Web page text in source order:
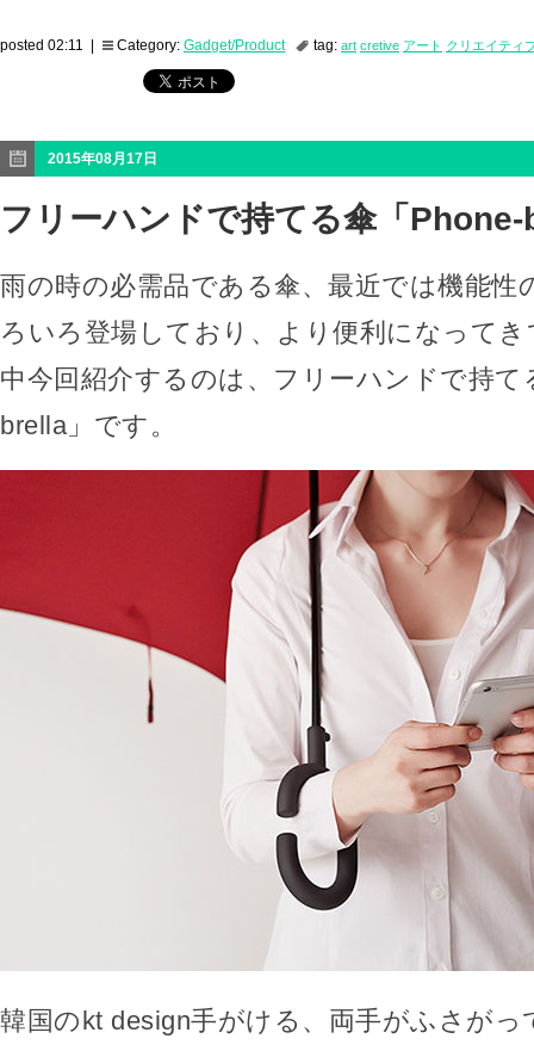
posted 02:11 | Category: Gadget/Product tag: art cretive アート クリエイティ
2015年08月17日
フリーハンドで持てる傘「
雨の時の必需品である傘、最近では機能性
ろいろ登場しており、より便利になって
中今回紹介するのは、フリーハンドで持て
brella」です。
韓国のkt design手がける、両手がふさがっ